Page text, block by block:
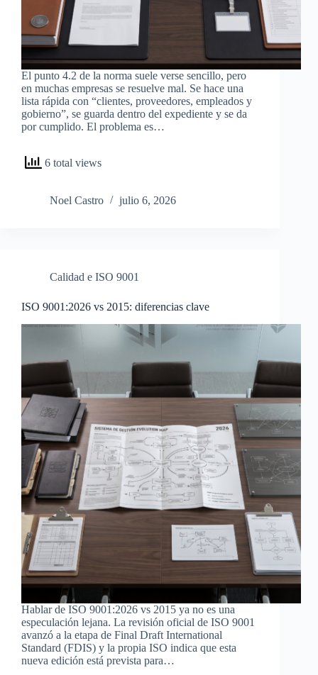
El punto 4.2 de la norma suele verse sencillo, pero
en muchas empresas se resuelve mal. Se hace una
lista rápida con “clientes, proveedores, empleados y
gobierno”, se guarda dentro del expediente y se da
por cumplido. El problema es…
6 total views
Noel Castro julio 6, 2026
Calidad e ISO 9001
ISO 9001:2026 vs 2015: diferencias clave
Hablar de ISO 9001:2026 vs 2015 ya no es una
especulación lejana. La revisión oficial de ISO 9001
avanzó a la etapa de Final Draft International
Standard (FDIS) y la propia ISO indica que esta
nueva edición está prevista para…